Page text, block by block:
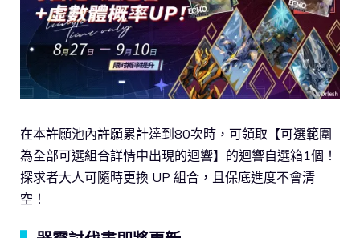
在本許願池內許願累計達到80次時，可領取【可選範圍
為全部可選組合詳情中出現的迴響】的迴響自選箱1個！
探求者大人可隨時更換 UP 組合，且保底進度不會清
空！